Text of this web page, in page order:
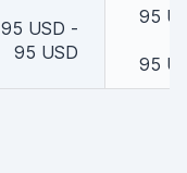
95 USD -
95 USD
95
95